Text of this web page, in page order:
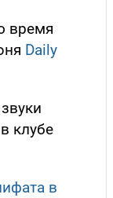
время
Daily
клубе
в